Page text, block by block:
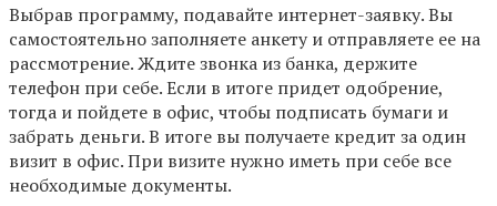
Выбрав программу, подавайте интернет-заявку. Вы
самостоятельно заполняете анкету и отправляете ее на
рассмотрение. Ждите звонка из банка, держите
телефон при себе. Если в итоге придет одобрение,
тогда и пойдете в офис, чтобы подписать бумаги и
забрать деньги. В итоге вы получаете кредит за один
визит в офис. При визите нужно иметь при себе все
необходимые документы.